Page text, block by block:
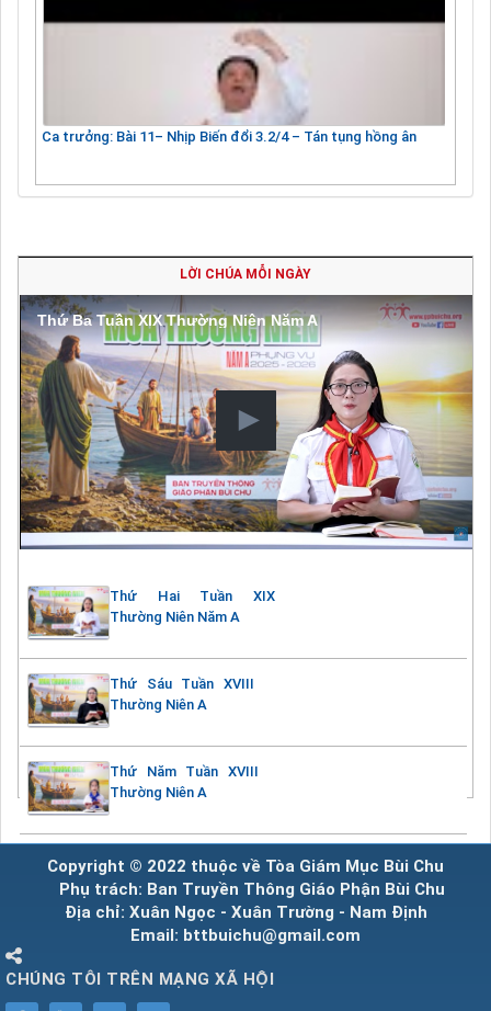
Ca trưởng: Bài 11– Nhịp Biến đổi 3.2/4 – Tán tụng hồng ân
LỜI CHÚA MỖI NGÀY
Thứ Ba Tuần XIX Thường Niên Năm A
Thứ Hai Tuần XIX
Thường Niên Năm A
Thứ Sáu Tuần XVIII
Thường Niên A
Thứ Năm Tuần XVIII
Thường Niên A
Copyright © 2022 thuộc về Tòa Giám Mục Bùi Chu
Phụ trách: Ban Truyền Thông Giáo Phận Bùi Chu
Địa chỉ: Xuân Ngọc - Xuân Trường - Nam Định
Email: bttbuichu@gmail.com
CHÚNG TÔI TRÊN MẠNG XÃ HỘI